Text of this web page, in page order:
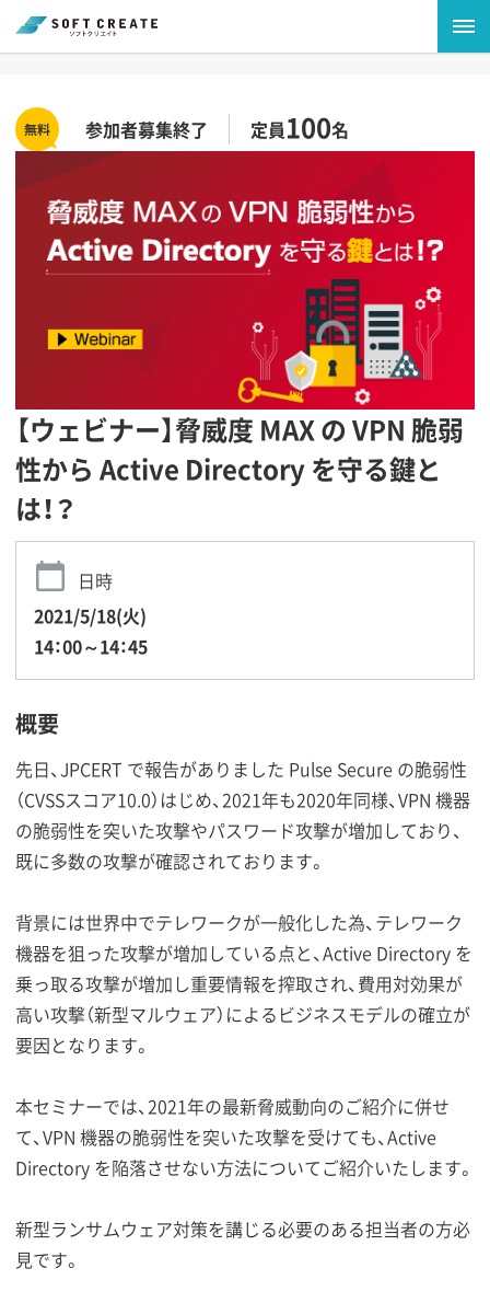
参加者募集終了 定員100名
【ウェビナー】脅威度 MAX の VPN 脆弱
性から Active Directory を守る鍵と
は！？
日時
2021/5/18(火)
14：00～14：45
概要
先日、JPCERT で報告がありました Pulse Secure の脆弱性
（CVSSスコア10.0）はじめ、2021年も2020年同様、VPN 機器
の脆弱性を突いた攻撃やパスワード攻撃が増加しており、
既に多数の攻撃が確認されております。
背景には世界中でテレワークが一般化した為、テレワーク
機器を狙った攻撃が増加している点と、Active Directory を
乗っ取る攻撃が増加し重要情報を搾取され、費用対効果が
高い攻撃（新型マルウェア）によるビジネスモデルの確立が
要因となります。
本セミナーでは、2021年の最新脅威動向のご紹介に併せ
て、VPN 機器の脆弱性を突いた攻撃を受けても、Active
Directory を陥落させない方法についてご紹介いたします。
新型ランサムウェア対策を講じる必要のある担当者の方必
見です。